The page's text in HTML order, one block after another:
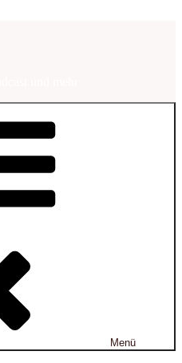
Menü